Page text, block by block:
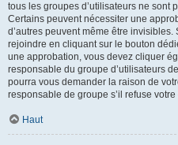
tous les groupes d’utilisateurs ne sont
Certains peuvent nécessiter une
d’autres peuvent même être
rejoindre en cliquant sur le bouton
une approbation, vous devez cliquer
responsable du groupe d’utilisateurs
pourra vous demander la raison de
responsable de groupe s’il refuse
Haut